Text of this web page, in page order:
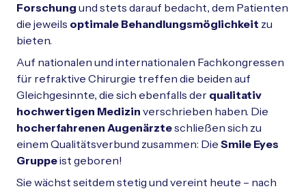
Forschung und stets darauf bedacht, dem Patienten
die jeweils optimale Behandlungsmöglichkeit zu
bieten.
Auf nationalen und internationalen Fachkongressen
für refraktive Chirurgie treffen die beiden auf
Gleichgesinnte, die sich ebenfalls der qualitativ
hochwertigen Medizin verschrieben haben. Die
hocherfahrenen Augenärzteschließen sich zu
einem Qualitätsverbund zusammen: Die Smile Eyes
Gruppeist geboren!
Sie wächst seitdem stetig und vereint heute – nach